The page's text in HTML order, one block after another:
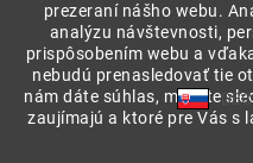
prezeraní nášho webu.
analýzu návštevnosti,
prispôsobením webu a
nebudú prenasledovať tie
nám dáte súhlas, môžete
zaujímajú a ktoré pre Vás s